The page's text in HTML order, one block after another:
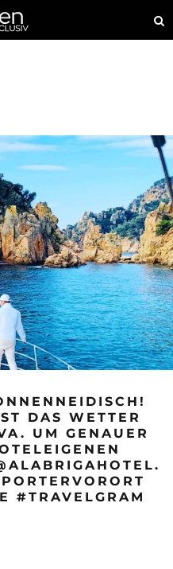
DAS WETTER A
UM GENAUER Z
M
#
#
#